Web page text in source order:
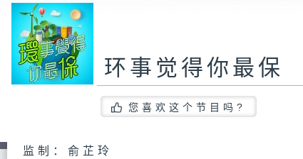
环事觉得你最保
您喜欢这个节目吗?
监制：俞芷玲